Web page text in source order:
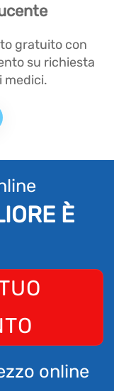
gratuito con
su richiesta
medici.
È
online